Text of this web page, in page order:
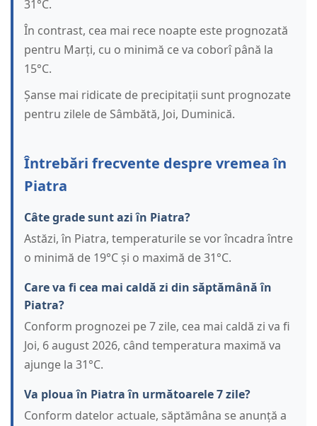
31°C.
În contrast, cea mai rece noapte este prognozată
pentru Marți, cu o minimă ce va coborî până la
15°C.
Șanse mai ridicate de precipitații sunt prognozate
pentru zilele de Sâmbătă, Joi, Duminică.
Întrebări frecvente despre vremea în
Piatra
Câte grade sunt azi în Piatra?
Astăzi, în Piatra, temperaturile se vor încadra între
o minimă de 19°C și o maximă de 31°C.
Care va fi cea mai caldă zi din săptămână în
Piatra?
Conform prognozei pe 7 zile, cea mai caldă zi va fi
Joi, 6 august 2026, când temperatura maximă va
ajunge la 31°C.
Va ploua în Piatra în următoarele 7 zile?
Conform datelor actuale, săptămâna se anunță a